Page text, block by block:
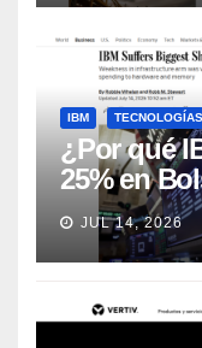
IBM TECNOLOGÍAS
¿Por qué
25% en
JUL 14, 2026